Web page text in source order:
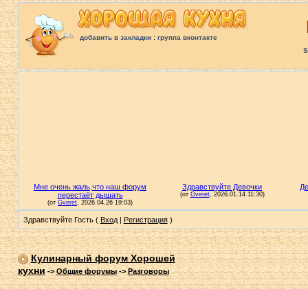
добавить в закладки: группа вконтакте
Здравствуйте Гость ( Вход| Регистрация)
Кулинарный форум Хорошей
кухни->Общие форумы-> Разговоры